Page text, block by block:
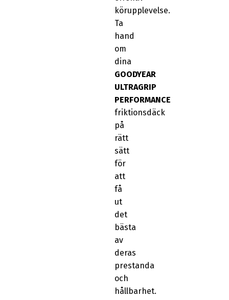
körupplevelse.
Ta
hand
om
dina
GOODYEAR
ULTRAGRIP
PERFORMANCE
friktionsdäck
på
rätt
sätt
för
att
få
ut
det
bästa
av
deras
prestanda
och
hållbarhet.